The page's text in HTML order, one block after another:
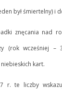
był śmiertelny) i
znęcania nad
(rok wcześniej –
kart.
r. te liczby